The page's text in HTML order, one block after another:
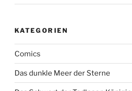
KATEGORIEN
Comics
Das dunkle Meer der Sterne